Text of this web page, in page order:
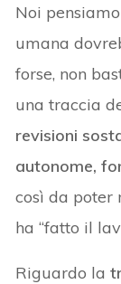
Noi
umana
forse, non
una traccia
revisioni
autonome,
così da poter
ha “fatto il
Riguardo la